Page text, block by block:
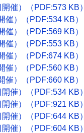
催）（PDF:573 KB）
催）（PDF:534 KB）
催）（PDF:569 KB）
催）（PDF:553 KB）
催）（PDF:674 KB）
催）（PDF:560 KB）
催）（PDF:660 KB）
催）（PDF:534 KB）
催）（PDF:921 KB）
催）（PDF:644 KB）
催）（PDF:604 KB）